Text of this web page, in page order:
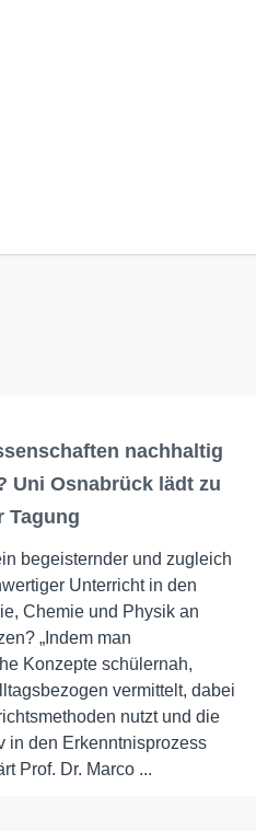
nachhaltig
Uni Osnabrück lädt zu
Tagung
begeisternder und zugleich
Unterricht in den
Chemie und Physik an
„Indem man
Konzepte schülernah,
vermittelt, dabei
nutzt und die
in den Erkenntnisprozess
Prof. Dr. Marco ...